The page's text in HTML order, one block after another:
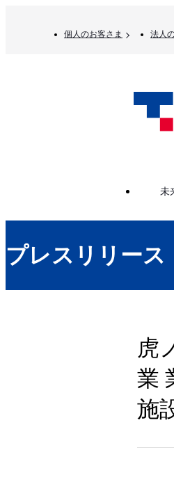
個人のお客さま 法人
未
プレスリリース
虎
業
施